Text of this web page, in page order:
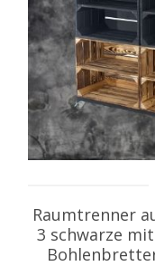
Raumtrenner
3 schwarze